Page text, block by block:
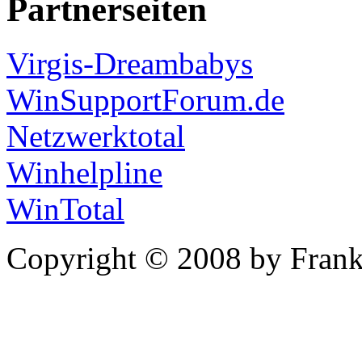
Partnerseiten
Virgis-Dreambabys
WinSupportForum.de
Netzwerktotal
Winhelpline
WinTotal
Copyright © 2008 by